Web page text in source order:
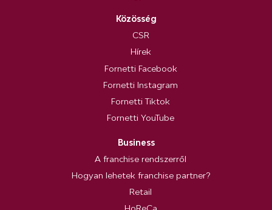
Közösség
CSR
Hírek
Fornetti Facebook
Fornetti Instagram
Fornetti Tiktok
Fornetti YouTube
Business
A franchise rendszerről
Hogyan lehetek franchise partner?
Retail